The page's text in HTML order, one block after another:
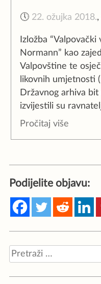
🕔 22. ožujka 2018.
Izložba
Normann” kao
Valpovštine te
likovnih umjetnosti
Državnog arhiva
izvijestili su
Pročitaj više
Podijelite objavu:
Pretraži: